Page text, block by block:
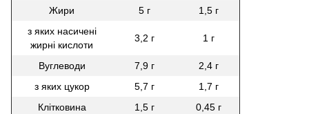
Жири
5 г
1,5 г
з яких насичені
жирні кислоти
3,2 г 1 г
Вуглеводи 7,9 г
2,4 г
з яких цукор
5,7 г
1,7 г
Клітковина
1,5 г
0,45 г